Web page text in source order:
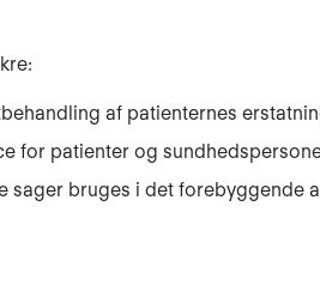
af patienternes
for patienter og
sager bruges i det forebyggende